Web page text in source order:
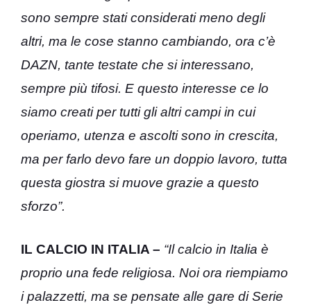
sono sempre stati considerati meno degli
altri, ma le cose stanno cambiando, ora c’è
DAZN, tante testate che si interessano,
sempre più tifosi. E questo interesse ce lo
siamo creati per tutti gli altri campi in cui
operiamo, utenza e ascolti sono in crescita,
ma per farlo devo fare un doppio lavoro, tutta
questa giostra si muove grazie a questo
sforzo”.
IL CALCIO IN ITALIA – “Il calcio in Italia è
proprio una fede religiosa. Noi ora riempiamo
i palazzetti, ma se pensate alle gare di Serie